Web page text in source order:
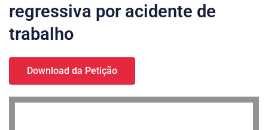
regressiva por acidente de
trabalho
Download da Petição